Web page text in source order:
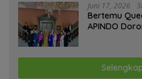
Juni 17, 2026
Bertemu
APINDO